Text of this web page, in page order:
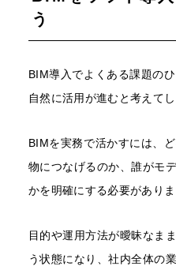
う
BIM導入でよくある課題の
自然に活用が進むと考えてし
BIMを実務で活かすには、
物につなげるのか、誰がモ
かを明確にする必要がありま
目的や運用方法が曖昧なま
う状態になり、社内全体の